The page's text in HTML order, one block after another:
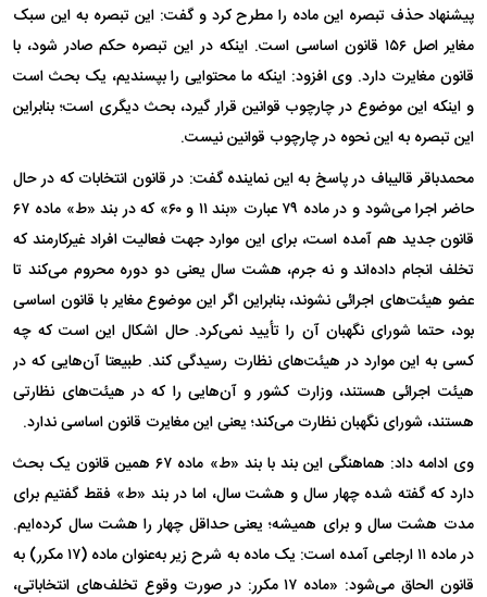
پیشنهاد حذف تبصره این ماده را مطرح کرد و گفت: این تبصره به این سبک
مغایر اصل ۱۵۶ قانون اساسی است. اینکه در این تبصره حکم صادر شود، با
قانون مغایرت دارد. وی افزود: اینکه ما محتوایی را بپسندیم، یک بحث است
و اینکه این موضوع در چارچوب قوانین قرار گیرد، بحث دیگری است؛ بنابراین
این تبصره به این نحوه در چارچوب قوانین نیست.
محمدباقر قالیباف در پاسخ به این نماینده گفت: در قانون انتخابات که در حال
حاضر اجرا می‌شود و در ماده ۷۹ عبارت «بند ۱۱ و ۶۰» که در بند «ط» ماده ۶۷
قانون جدید هم آمده است، برای این موارد جهت فعالیت افراد غیرکارمند که
تخلف انجام داده‌اند و نه جرم، هشت سال یعنی دو دوره محروم می‌کند تا
عضو هیئت‌های اجرائی نشوند، بنابراین اگر این موضوع مغایر با قانون اساسی
بود، حتما شورای نگهبان آن را تأیید نمی‌کرد. حال اشکال این است که چه
کسی به این موارد در هیئت‌های نظارت رسیدگی کند. طبیعتا آن‌هایی که در
هیئت اجرائی هستند، وزارت کشور و آن‌هایی را که در هیئت‌های نظارتی
هستند، شورای نگهبان نظارت می‌کند؛ یعنی این مغایرت قانون اساسی ندارد.
وی ادامه داد: هماهنگی این بند با بند «ط» ماده ۶۷ همین قانون یک بحث
دارد که گفته شده چهار سال و هشت سال، اما در بند «ط» فقط گفتیم برای
مدت هشت سال و برای همیشه؛ یعنی حداقل چهار را هشت سال کرده‌ایم.
در ماده ۱۱ ارجاعی آمده است: یک ماده به شرح زیر به‌عنوان ماده (۱۷ مکرر) به
قانون الحاق می‌شود: «ماده ۱۷ مکرر: در صورت وقوع تخلف‌های انتخاباتی،